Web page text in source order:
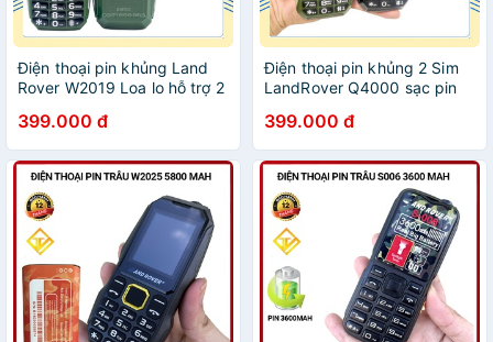
Điện thoại pin khủng Land
Rover W2019 Loa lo hỗ trợ 2
399.000 đ
Điện thoại pin khủng 2 Sim
LandRover Q4000 sạc pin
399.000 đ